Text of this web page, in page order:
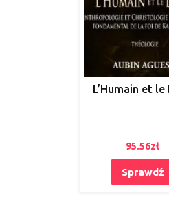
L’Humain et le
95.56zł
Sprawdź